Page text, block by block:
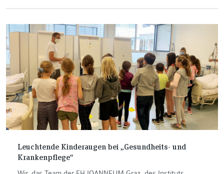
Geschichte mit Fleiß und Mühe erschaffen.
Leuchtende Kinderaugen bei „Gesundheits- und
Krankenpflege“